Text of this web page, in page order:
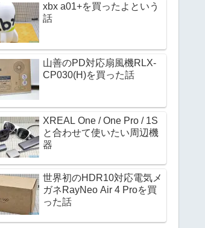
xbx a01+を買ったよという
話
山善のPD対応扇風機RLX-
CP030(H)を買った話
XREAL One / One Pro / 1S
と合わせて使いたい周辺機
器
世界初のHDR10対応電気メ
ガネRayNeo Air 4 Proを買
った話